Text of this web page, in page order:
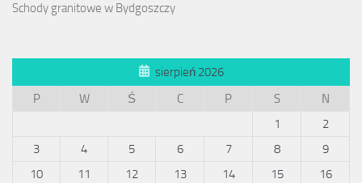
Schody granitowe w Bydgoszczy
sierpień 2026
P
W Ś C P S
N
1
2
3
4 5 6 7 8
9
10
11 12 13 14 15
16